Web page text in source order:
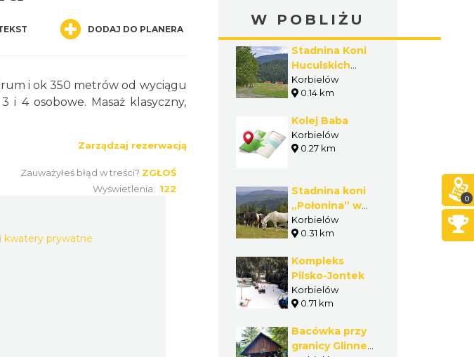
DODAJ DO PLANERA
i ok 350 metrów od wyciągu
i 4 osobowe. Masaż klasyczny,
Zarządzaj rezerwacją
Zauważyłeś błąd w treści? ZGŁOŚ
Wyświetlenia: 122
kwatery prywatne
W POBLIŻU
Stadnina Koni
Huculskich
Fero w
Korbielowie
Korbielów
0.14 km
Kolej Baba
Korbielów
0.27 km
Stadnina koni
„Połonina” w
Korbielowie
Korbielów
0.31 km
Kompleks
Pilsko-Jontek
Korbielów
0.71 km
Bacówka przy
granicy Glinne
0